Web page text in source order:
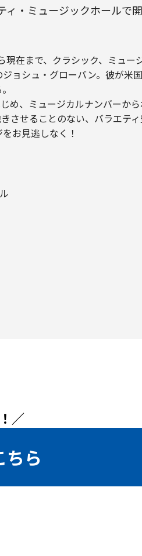
・ミュージックホールで
在まで、クラシック、ミュー
ョシュ・グローバン。彼が米
め、ミュージカルナンバーか
させることのない、バラエテ
お見逃しなく！
／
ちら